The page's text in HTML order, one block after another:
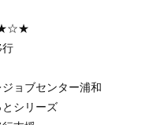
行
ョブセンター浦和
シリーズ